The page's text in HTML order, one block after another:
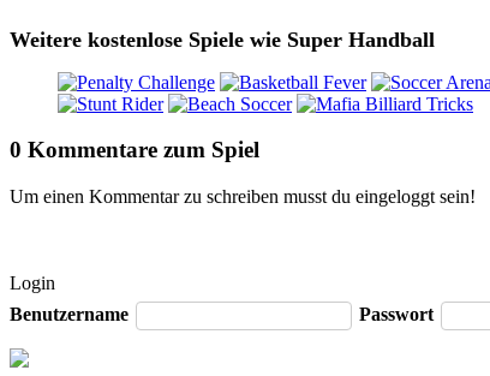
Weitere kostenlose Spiele wie Super Handball
0 Kommentare zum Spiel
Um einen Kommentar zu schreiben musst du eingeloggt sein!
Login
Benutzername
Passwort